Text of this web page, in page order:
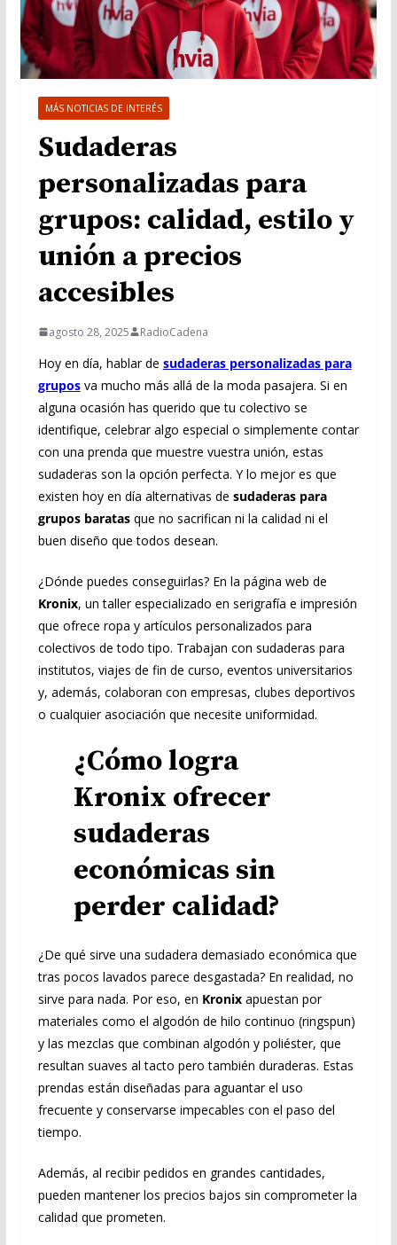
MÁS NOTICIAS DE INTERÉS
Sudaderas
personalizadas para
grupos: calidad, estilo y
unión a precios
accesibles
agosto 28, 2025 RadioCadena
Hoy en día, hablar de sudaderas personalizadas para
gruposva mucho más allá de la moda pasajera. Si en
alguna ocasión has querido que tu colectivo se
identifique, celebrar algo especial o simplemente contar
con una prenda que muestre vuestra unión, estas
sudaderas son la opción perfecta. Y lo mejor es que
existen hoy en día alternativas de sudaderas para
grupos baratasque no sacrifican ni la calidad ni el
buen diseño que todos desean.
¿Dónde puedes conseguirlas? En la página web de
Kronix, un taller especializado en serigrafía e impresión
que ofrece ropa y artículos personalizados para
colectivos de todo tipo. Trabajan con sudaderas para
institutos, viajes de fin de curso, eventos universitarios
y, además, colaboran con empresas, clubes deportivos
o cualquier asociación que necesite uniformidad.
¿Cómo logra
Kronix ofrecer
sudaderas
económicas sin
perder calidad?
¿De qué sirve una sudadera demasiado económica que
tras pocos lavados parece desgastada? En realidad, no
sirve para nada. Por eso, en Kronixapuestan por
materiales como el algodón de hilo continuo (ringspun)
y las mezclas que combinan algodón y poliéster, que
resultan suaves al tacto pero también duraderas. Estas
prendas están diseñadas para aguantar el uso
frecuente y conservarse impecables con el paso del
tiempo.
Además, al recibir pedidos en grandes cantidades,
pueden mantener los precios bajos sin comprometer la
calidad que prometen.